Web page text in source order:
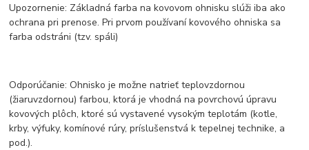
Upozornenie: Základná farba na kovovom ohnisku slúži iba ako
ochrana pri prenose. Pri prvom používaní kovového ohniska sa
farba odstráni (tzv. spáli)
Odporúčanie: Ohnisko je možne natrieť teplovzdornou
(žiaruvzdornou) farbou, ktorá je vhodná na povrchovú úpravu
kovových plôch, ktoré sú vystavené vysokým teplotám (kotle,
krby, výfuky, komínové rúry, príslušenstvá k tepelnej technike, a
pod.).